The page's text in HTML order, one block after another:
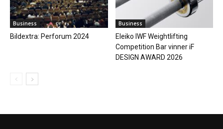
Business
Bildextra: Perforum 2024
Business
Eleiko IWF Weightlifting
Competition Bar vinner iF
DESIGN AWARD 2026